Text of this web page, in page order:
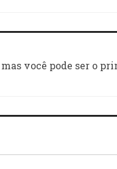
você pode ser o